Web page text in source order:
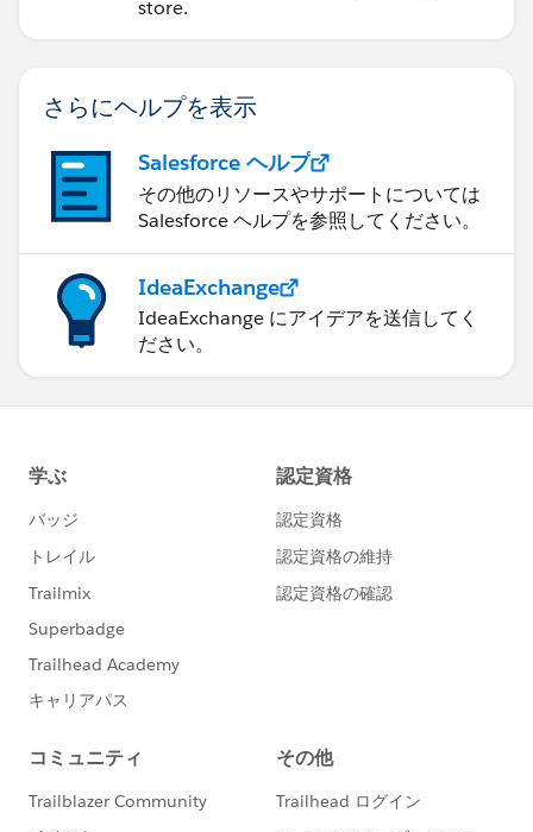
store.
さらにヘルプを表示
Salesforce ヘルプ
その他のリソースやサポートについては
Salesforce ヘルプを参照してください。
IdeaExchange
IdeaExchange にアイデアを送信してく
ださい。